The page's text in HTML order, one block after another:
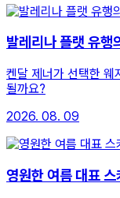
발레리나 플랫 유행
켄달 제너가 선택한 웨
될까요?
2026. 08. 09
영원한 여름 대표